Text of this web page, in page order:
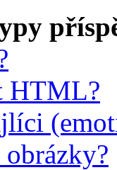
HTML?